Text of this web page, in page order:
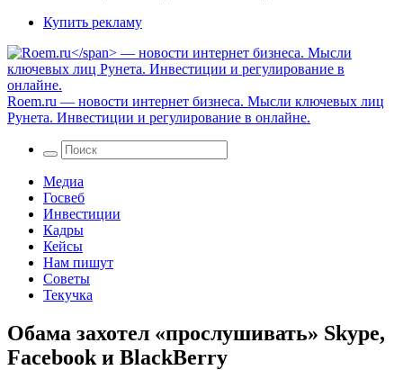
Купить рекламу
Roem.ru — новости интернет бизнеса. Мысли ключевых лиц
Рунета. Инвестиции и регулирование в онлайне.
Медиа
Госвеб
Инвестиции
Кадры
Кейсы
Нам пишут
Советы
Текучка
Обама захотел «прослушивать» Skype,
Facebook и BlackBerry